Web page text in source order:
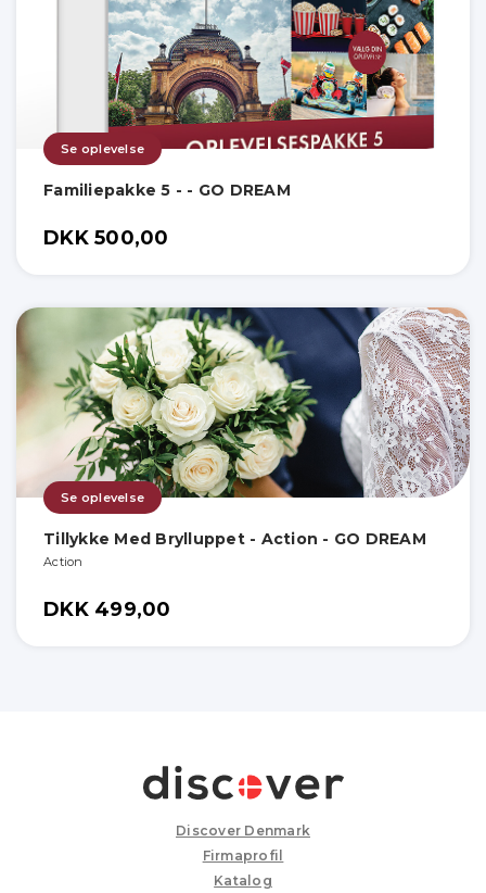
Se oplevelse
Familiepakke 5 - - GO DREAM
DKK 500,00
Se oplevelse
Tillykke Med Brylluppet - Action - GO DREAM
Action
DKK 499,00
Discover Denmark
Firmaprofil
Katalog